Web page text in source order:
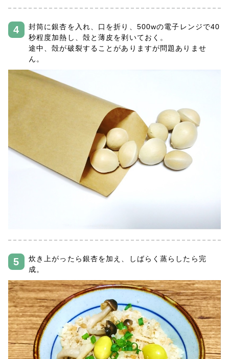
封筒に銀杏を入れ、口を折り、500wの電子レンジで40
秒程度加熱し、殻と薄皮を剥いておく。
途中、殻が破裂することがありますが問題ありませ
ん。
炊き上がったら銀杏を加え、しばらく蒸らしたら完
成。